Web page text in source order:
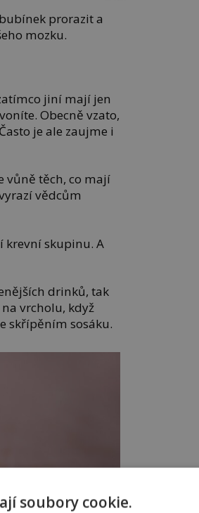
prorazit a
mozku.
jiní mají jen
Obecně vzato,
je ale zaujme i
vůně těch, co mají
vědcům
krevní skupinu. A
drinků, tak
vrcholu, když
skřípěním sosáku.
soubory cookie.